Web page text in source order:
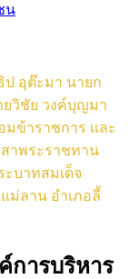
น
ป อุต๊ะมา นายก
ยวิชัย วงค์บุญมา
มข้าราชการ และ
สาพระราชทาน
บาทสมเด็จ
ม่ลาน อำเภอลี้
การบริหาร